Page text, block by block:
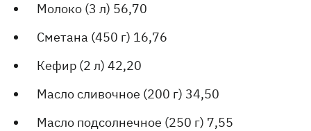
Молоко (3 л) 56,70
Сметана (450 г) 16,76
Кефир (2 л) 42,20
Масло сливочное (200 г) 34,50
Масло подсолнечное (250 г) 7,55